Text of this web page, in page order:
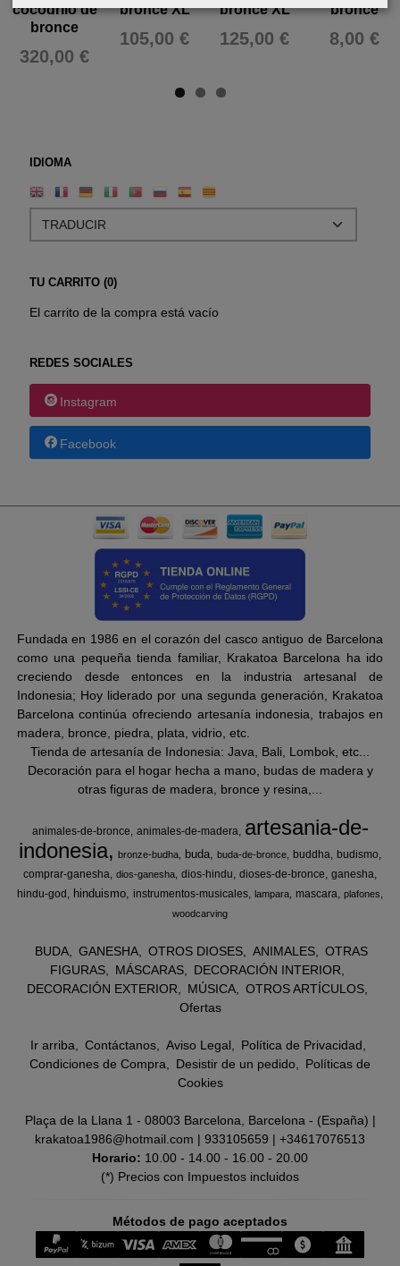
IDIOMA
TU CARRITO (0)
El carrito de la compra está vacío
REDES SOCIALES
Instagram
Facebook
cocodrilo de
bronce
320,00 €
bronce XL
105,00 €
bronce XL
125,00 €
bronce
8,00 €
Fundada en 1986 en el corazón del casco antiguo de Barcelona
como una pequeña tienda familiar, Krakatoa Barcelona ha ido
creciendo desde entonces en la industria artesanal de
Indonesia; Hoy liderado por una segunda generación, Krakatoa
Barcelona continúa ofreciendo artesanía indonesia, trabajos en
madera, bronce, piedra, plata, vidrio, etc.
Tienda de artesanía de Indonesia: Java, Bali, Lombok, etc...
Decoración para el hogar hecha a mano, budas de madera y
otras figuras de madera, bronce y resina,...
animales-de-bronce animales-de-madera
artesania-de-
indonesia
bronze-budha buda buda-de-bronce buddha
budismo
comprar-ganesha dios-ganesha dios-hindu dioses-de-bronce ganesha
hindu-god
hinduismo instrumentos-musicales lampara mascara plafones
woodcarving
BUDA GANESHA OTROS DIOSES ANIMALES
OTRAS
FIGURAS
MÁSCARAS
DECORACIÓN INTERIOR
DECORACIÓN EXTERIOR
MÚSICA
OTROS ARTÍCULOS
Ofertas
Ir arriba Contáctanos Aviso Legal
Política de Privacidad
Condiciones de Compra
Desistir de un pedido
Políticas de
Cookies
Plaça de la Llana 1 - 08003 Barcelona, Barcelona - (España) |
krakatoa1986@hotmail.com | 933105659 | +34617076513
Horario: 10.00 - 14.00 - 16.00 - 20.00
(*) Precios con Impuestos incluidos
Métodos de pago aceptados